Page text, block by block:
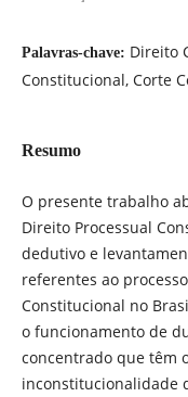
Palavras-chave: Direito
Constitucional, Corte
Resumo
O presente trabalho
Direito Processual
dedutivo e
referentes ao
Constitucional no
o funcionamento de
concentrado que têm
inconstitucionalidade